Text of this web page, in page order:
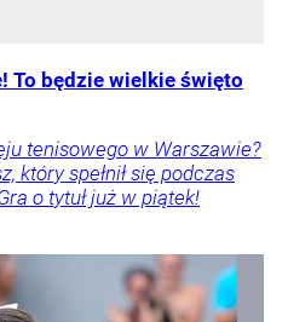
To będzie wielkie święto
tenisowego w Warszawie?
który spełnił się podczas
o tytuł już w piątek!